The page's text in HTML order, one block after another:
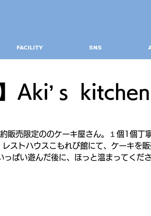
FACILITY SNS
】Aki’ｓ
販売限定ののケーキ屋さん。１個1個丁
レストハウスこもれび館にて、ケーキを販
っぱい遊んだ後に、ほっと温まってくだ